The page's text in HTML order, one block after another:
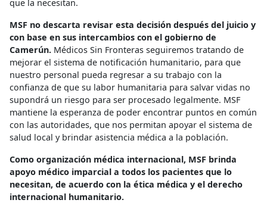
que la necesitan.
MSF no descarta revisar esta decisión después del juicio y
con base en sus intercambios con el gobierno de
Camerún. Médicos Sin Fronteras seguiremos tratando de
mejorar el sistema de notificación humanitario, para que
nuestro personal pueda regresar a su trabajo con la
confianza de que su labor humanitaria para salvar vidas no
supondrá un riesgo para ser procesado legalmente. MSF
mantiene la esperanza de poder encontrar puntos en común
con las autoridades, que nos permitan apoyar el sistema de
salud local y brindar asistencia médica a la población.
Como organización médica internacional, MSF brinda
apoyo médico imparcial a todos los pacientes que lo
necesitan, de acuerdo con la ética médica y el derecho
internacional humanitario.